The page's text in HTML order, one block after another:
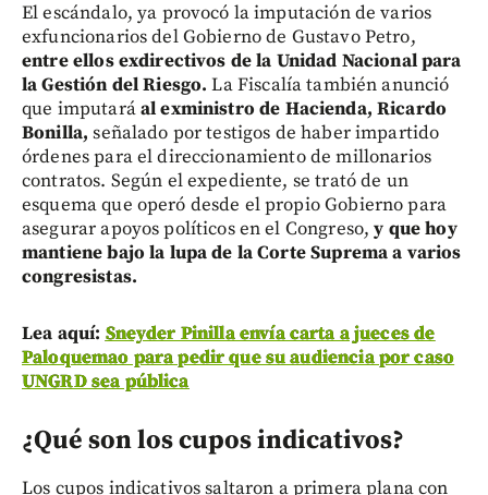
El escándalo, ya provocó la imputación de varios
exfuncionarios del Gobierno de Gustavo Petro,
entre ellos exdirectivos de la Unidad Nacional para
la Gestión del Riesgo. La Fiscalía también anunció
que imputaráal exministro de Hacienda, Ricardo
Bonilla, señalado por testigos de haber impartido
órdenes para el direccionamiento de millonarios
contratos. Según el expediente, se trató de un
esquema que operó desde el propio Gobierno para
asegurar apoyos políticos en el Congreso,y que hoy
mantiene bajo la lupa de la Corte Suprema a varios
congresistas.
Lea aquí: Sneyder Pinilla envía carta a jueces de
Paloquemao para pedir que su audiencia por caso
UNGRD sea pública
¿Qué son los cupos indicativos?
Los cupos indicativos saltaron a primera plana con